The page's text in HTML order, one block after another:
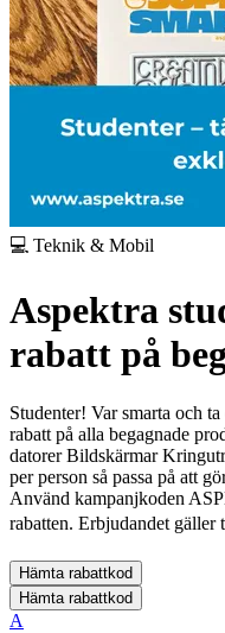
💻 Teknik & Mobil
Aspektra
rabatt på
Studenter! Var smarta och
rabatt på alla begagnade
datorerBildskärmar
per person så passa på att
Använd kampanjkoden
rabatten. Erbjudandet gäller
Hämta rabattkod
Hämta rabattkod
A